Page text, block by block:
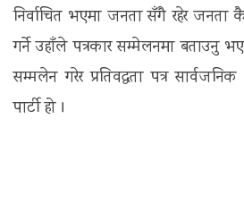
निर्वाचित भएमा जनता सँगै रहेर जनता
गर्ने उहाँले पत्रकार सम्मेलनमा बताउनु
सम्मलेन गरेर प्रतिवद्धता पत्र
पार्टी हो ।